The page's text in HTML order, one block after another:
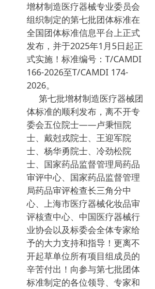
增材制造医疗器械专业委员会
组织制定的第七批团体标准在
全国团体标准信息平台上正式
发布，并于2025年1月5日起正
式实施！标准编号：T/CAMDI
166-2026至T/CAMDI 174-
2026。
第七批增材制造医疗器械团
体标准的顺利发布，离不开专
委会五位院士——卢秉恒院
士、戴尅戎院士、王迎军院
士、杨华勇院士、冷劲松院
士、国家药品监督管理局药品
审评中心、国家药品监督管理
局药品审评检查长三角分中
心、上海市医疗器械化妆品审
评核查中心、中国医疗器械行
业协会以及标委会全体专家给
予的大力支持和指导！更离不
开起草单位所有项目组成员的
辛苦付出！向参与第七批团体
标准制定的各位领导、专家和